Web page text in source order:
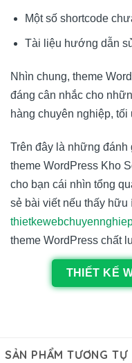
Một số shortcode
Tài liệu hướng dẫn
Nhìn chung, theme
đáng cân nhắc cho
hàng chuyên nghiệp,
Trên đây là những đánh
theme WordPress Kho
cho bạn cái nhìn tổng
sẻ bài viết nếu thấy hữu
theme WordPress chất
THIẾT KẾ
SẢN PHẨM TƯƠNG TỰ